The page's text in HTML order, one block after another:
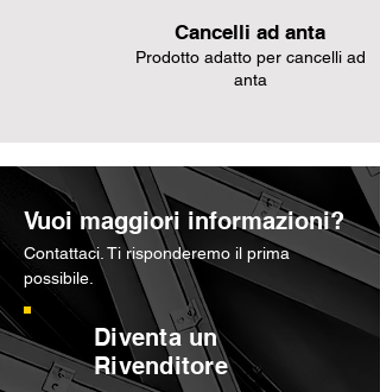
Cancelli ad anta
Prodotto adatto per cancelli ad
anta
Vuoi maggiori informazioni?
Contattaci. Ti risponderemo il prima
possibile.
Diventa un
Rivenditore